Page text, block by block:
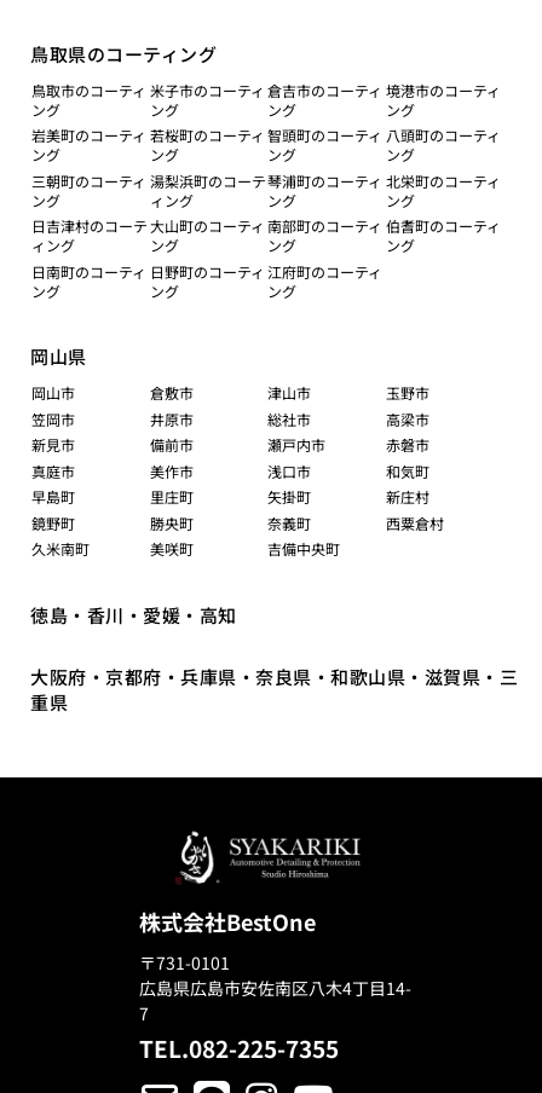
鳥取県のコーティング
鳥取市のコーティ
ング
米子市のコーティ
ング
倉吉市のコーティ
ング
境港市のコーティ
ング
岩美町のコーティ
ング
若桜町のコーティ
ング
智頭町のコーティ
ング
八頭町のコーティ
ング
三朝町のコーティ
ング
湯梨浜町のコーテ
ィング
琴浦町のコーティ
ング
北栄町のコーティ
ング
日吉津村のコーテ
ィング
大山町のコーティ
ング
南部町のコーティ
ング
伯耆町のコーティ
ング
日南町のコーティ
ング
日野町のコーティ
ング
江府町のコーティ
ング
岡山県
岡山市 倉敷市 津山市
玉野市
笠岡市
井原市 総社市
高梁市
新見市
備前市 瀬戸内市
赤磐市
真庭市
美作市 浅口市
和気町
早島町
里庄町 矢掛町
新庄村
鏡野町
勝央町 奈義町
西粟倉村
久米南町
美咲町 吉備中央町
徳島・香川・愛媛・高知
大阪府・京都府・兵庫県・奈良県・和歌山県・滋賀県・三
重県
株式会社BestOne
〒731-0101
広島県広島市安佐南区八木4丁目14-
7
TEL.082-225-7355